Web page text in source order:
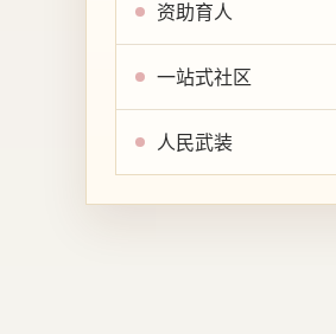
资助育人
一站式社区
人民武装